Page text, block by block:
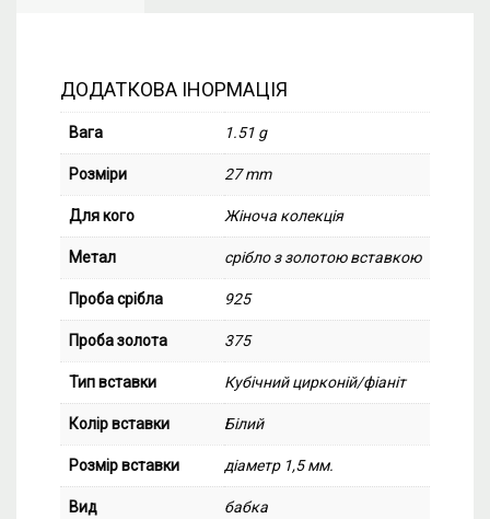
ДОДАТКОВА ІНОРМАЦІЯ
Вага 1.51 g
Розміри 27 mm
Для кого Жіноча колекція
Метал срібло з золотою вставкою
Проба срібла 925
Проба золота 375
Тип вставки Кубічний цирконій/фіаніт
Колір вставки Білий
Розмір вставки діаметр 1,5 мм.
Вид бабка